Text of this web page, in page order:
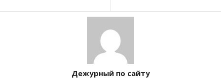
Дежурный по сайту